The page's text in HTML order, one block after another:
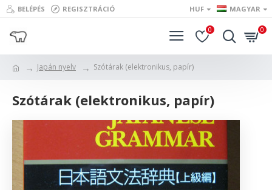
BELÉPÉS REGISZTRÁCIÓ HUF MAGYAR
0 0
Japán nyelv Szótárak (elektronikus, papír)
Szótárak (elektronikus, papír)